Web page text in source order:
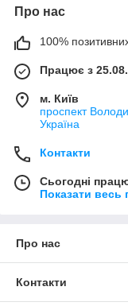
Про нас
100% позитивних
Працює з
м. Київ
проспект
Україна
Контакти
Сьогодні
Показати весь
Про нас
Контакти